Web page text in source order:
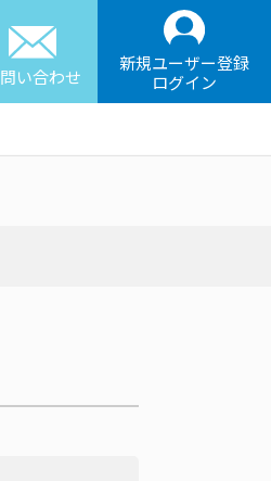
い合わせ
新規ユーザー登録
ログイン